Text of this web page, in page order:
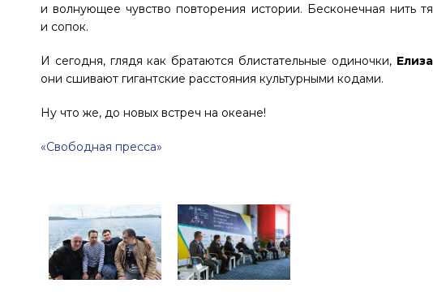
и волнующее чувство повторения истории. Бесконечная нить
и сопок.
И сегодня, глядя как братаются блистательные одиночки,
они сшивают гигантские расстояния культурными кодами.
Ну что же, до новых встреч на океане!
«Свободная пресса»